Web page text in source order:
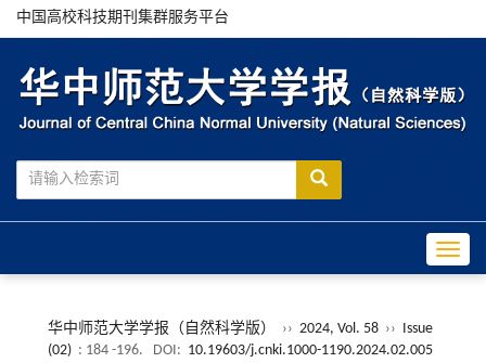
中国高校科技期刊集群服务平台
华中师范大学学报（自然科学版） ›› 2024, Vol. 58 ››
Issue
(02) : 184 -196. DOI: 10.19603/j.cnki.1000-1190.2024.02.005